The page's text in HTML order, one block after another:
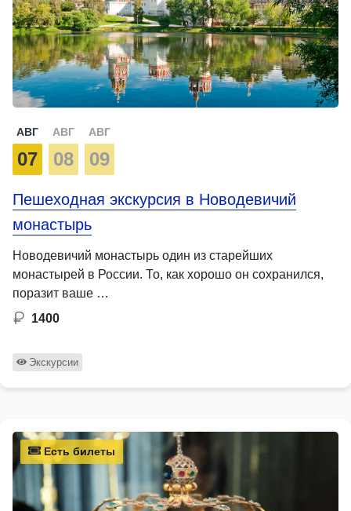
АВГ
07
АВГ
08
АВГ
09
Пешеходная экскурсия в Новодевичий
монастырь
Новодевичий монастырь один из старейших
монастырей в России. То, как хорошо он сохранился,
поразит ваше …
1400
Экскурсии
Есть билеты